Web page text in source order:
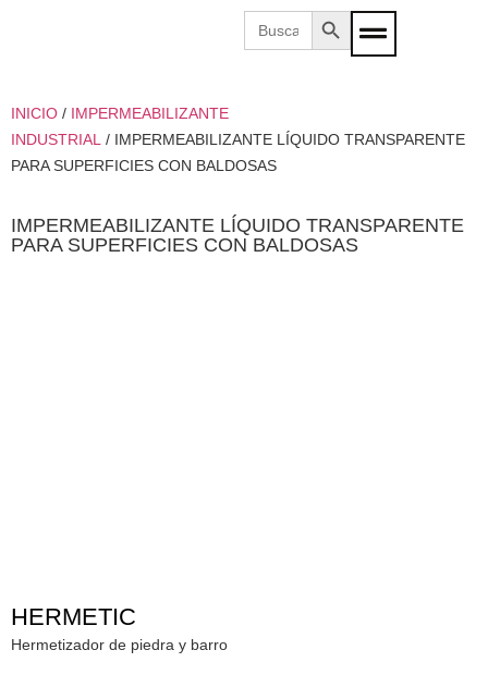
Buscar: Botón de búsqueda
INICIO / IMPERMEABILIZANTE
INDUSTRIAL / IMPERMEABILIZANTE LÍQUIDO TRANSPARENTE
PARA SUPERFICIES CON BALDOSAS
IMPERMEABILIZANTE LÍQUIDO TRANSPARENTE
PARA SUPERFICIES CON BALDOSAS
HERMETIC
Hermetizador de piedra y barro